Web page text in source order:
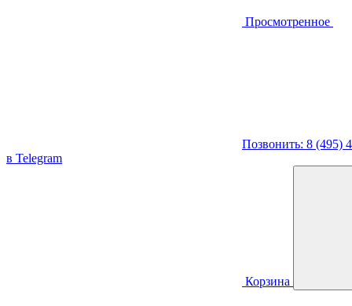
Просмотренное
Позвонить: 8 (495)
в Telegram
Корзина